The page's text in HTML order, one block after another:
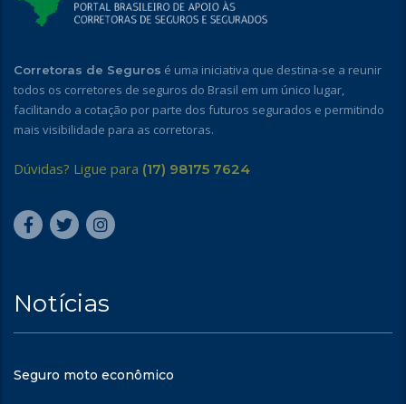
Corretoras de Seguros é uma iniciativa que destina-se a reunir
todos os corretores de seguros do Brasil em um único lugar,
facilitando a cotação por parte dos futuros segurados e permitindo
mais visibilidade para as corretoras.
Dúvidas? Ligue para (17) 98175 7624
Notícias
Seguro moto econômico